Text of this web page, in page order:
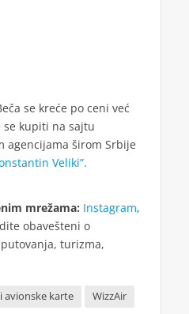
se kreće po ceni već
se kupiti na sajtu
agencijama širom Srbije
Veliki”.
mrežama: Instagram,
obavešteni o
turizma,
avionske karte WizzAir